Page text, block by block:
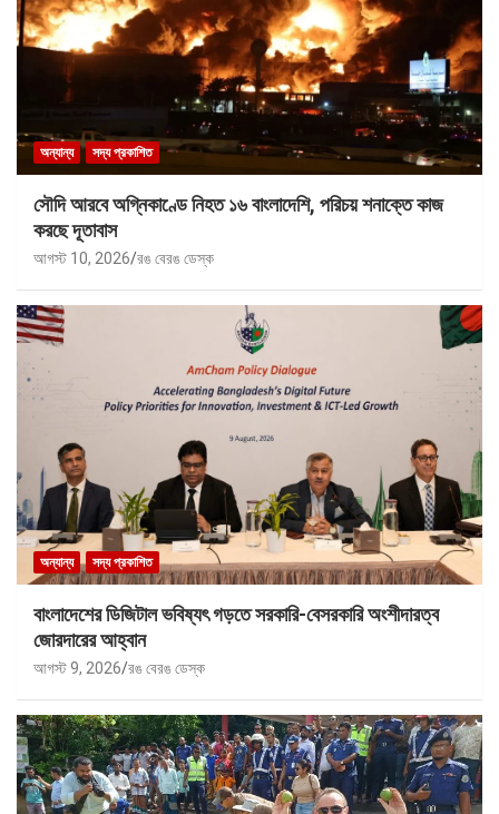
অন্যান্য সদ্য প্রকাশিত
সৌদি আরবে অগ্নিকাণ্ডে নিহত ১৬ বাংলাদেশি, পরিচয় শনাক্তে কাজ
করছে দূতাবাস
আগস্ট 10, 2026 রঙ বেরঙ ডেস্ক
অন্যান্য সদ্য প্রকাশিত
বাংলাদেশের ডিজিটাল ভবিষ্যৎ গড়তে সরকারি-বেসরকারি অংশীদারত্ব
জোরদারের আহ্বান
আগস্ট 9, 2026 রঙ বেরঙ ডেস্ক